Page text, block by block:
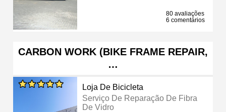
80 avaliações
6 comentários
CARBON WORK (BIKE FRAME REPAIR,
…
Loja De Bicicleta
Serviço De Reparação De Fibra
De Vidro